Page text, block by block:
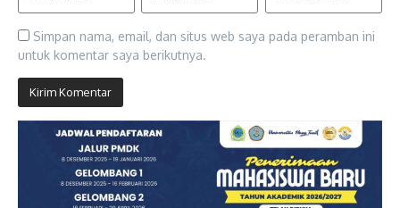
Simpan nama, email, dan situs web saya pada peramban ini
untuk komentar saya berikutnya.